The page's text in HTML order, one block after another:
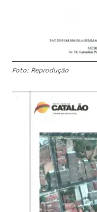
Foto: Reprodução